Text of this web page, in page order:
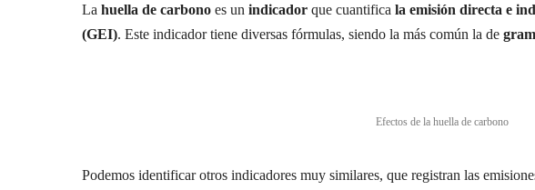
La huella de carbono es un indicador que cuantifica la emisión directa e
(GEI). Este indicador tiene diversas fórmulas, siendo la más común la de
Efectos de la huella de carbono
Podemos identificar otros indicadores muy similares, que registran las